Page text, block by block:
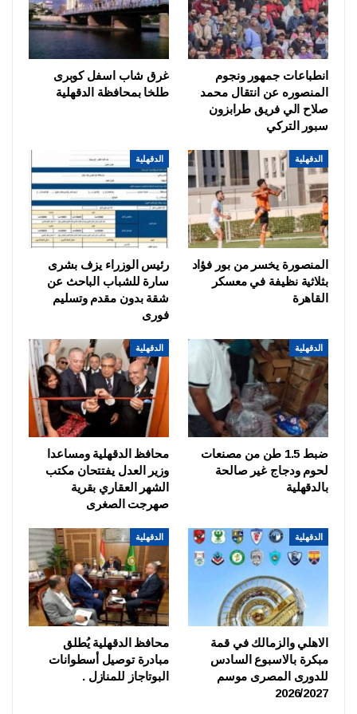
انطباعات جمهور ونجوم
المنصوره عن انتقال محمد
صلاح الي فريق طرابزون
سبور التركي
غرق شاب اسفل كوبرى
طلخا بمحافظة الدقهلية
الدقهلية
المنصورة يخسر من بور فؤاد
بثلاثية نظيفة في معسكر
القاهرة
الدقهلية
رئيس الوزراء يزف بشرى
سارة للشباب الباحث عن
شقة بدون مقدم وتسليم
فورى
الدقهلية
ضبط 1.5 طن من مصنعات
لحوم ودجاج غير صالحة
بالدقهلية
الدقهلية
محافظ الدقهلية ومساعدا
وزير العدل يفتتحان مكتب
الشهر العقاري بقرية
صهرجت الصغرى
الدقهلية
الاهلي والزمالك في قمة
مبكرة بالاسبوع السادس
للدورى المصرى موسم
2026/2027
الدقهلية
محافظ الدقهلية يُطلق
مبادرة توصيل أسطوانات
البوتاجاز للمنازل .